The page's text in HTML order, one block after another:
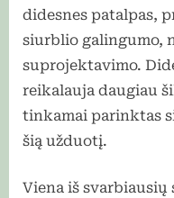
didesnes patalpas,
siurblio galingumo,
suprojektavimo.
reikalauja daugiau
tinkamai parinktas
šią užduotį.
Viena iš